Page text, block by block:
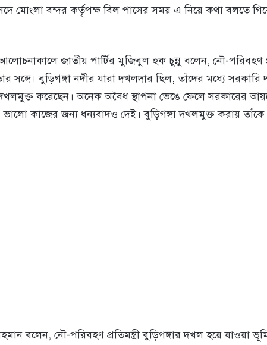
মোংলা বন্দর কর্তৃপক্ষ বিল পাসের সময় এ নিয়ে কথা বলতে
জাতীয় পার্টির মুজিবুল হক চুন্নু বলেন, নৌ-পরিবহণ
সঙ্গে। বুড়িগঙ্গা নদীর যারা দখলদার ছিল, তাঁদের মধ্যে সরকারি
করেছেন। অনেক অবৈধ স্থাপনা ভেঙে ফেলে সরকারের
কাজের জন্য ধন্যবাদও দেই। বুড়িগঙ্গা দখলমুক্ত করায় তাঁকে
বলেন, নৌ-পরিবহণ প্রতিমন্ত্রী বুড়িগঙ্গার দখল হয়ে যাওয়া